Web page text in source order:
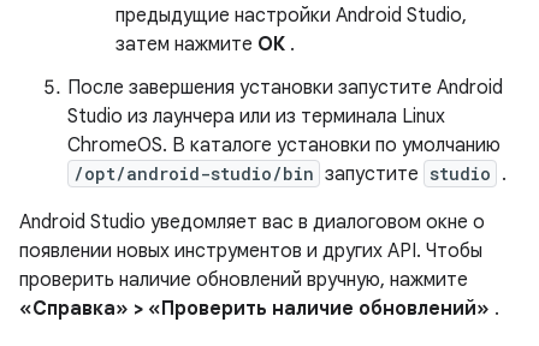
предыдущие настройки Android Studio,
затем нажмите ОК .
После завершения установки запустите Android
Studio из лаунчера или из терминала Linux
ChromeOS. В каталоге установки по умолчанию
/opt/android-studio/bin запустите studio .
Android Studio уведомляет вас в диалоговом окне о
появлении новых инструментов и других API. Чтобы
проверить наличие обновлений вручную, нажмите
«Справка» > «Проверить наличие обновлений» .